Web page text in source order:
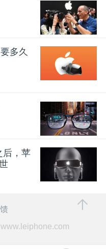
多久
后，苹
www.leiphone.com